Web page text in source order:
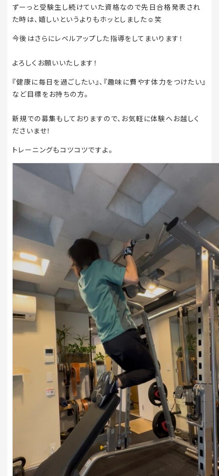
ずーっと受験生し続けていた資格なので先日合格発表され
た時は、嬉しいというよりもホッとしました☺️笑
今後はさらにレベルアップした指導をしてまいります！
よろしくお願いいたします！
『健康に毎日を過ごしたい』、『趣味に費やす体力をつけたい』
など目標をお持ちの方。
新規での募集もしておりますので、お気軽に体験へお越しく
ださいませ！
トレーニングもコツコツですよ。